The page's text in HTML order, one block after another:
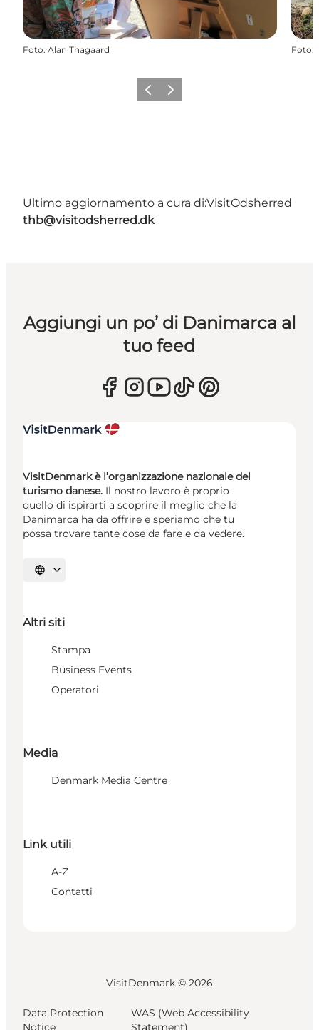
Foto: Alan Thagaard Foto:
Precedente
Avanti
Ultimo aggiornamento a cura di:VisitOdsherred
thb@visitodsherred.dk
Aggiungi un po’ di Danimarca al
tuo feed
VisitDenmark è l’organizzazione nazionale del
turismo danese. Il nostro lavoro è proprio
quello di ispirarti a scoprire il meglio che la
Danimarca ha da offrire e speriamo che tu
possa trovare tante cose da fare e da vedere.
Seleziona la lingua
Altri siti
Stampa
Business Events
Operatori
Media
Denmark Media Centre
Link utili
A-Z
Contatti
VisitDenmark © 2026
Data Protection
Notice
WAS (Web Accessibility
Statement)